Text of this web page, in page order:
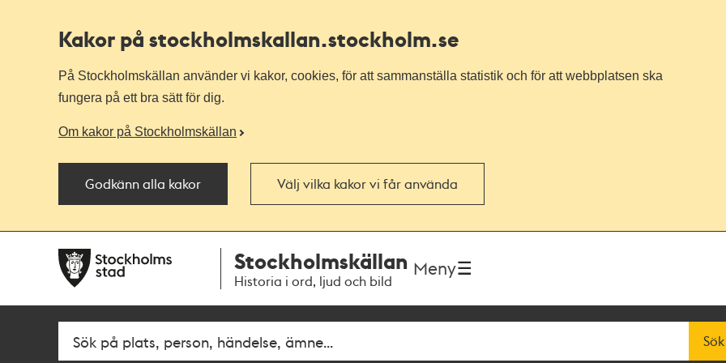
Kakor på stockholmskallan.stockholm.se
På Stockholmskällan använder vi kakor, cookies, för att sammanställa statistik och för att webbplatsen ska
fungera på ett bra sätt för dig.
Om kakor på Stockholmskällan
Godkänn alla kakor Välj vilka kakor vi får använda
navigationen
huvudinnehållet
Stockholmskällan
Historia i ord, ljud och bild
Meny
Fritextsök Sök